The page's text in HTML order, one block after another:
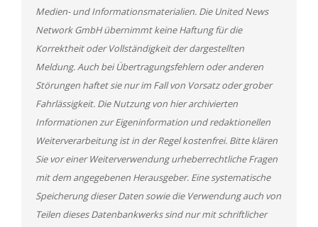
Medien- und Informationsmaterialien. Die United News
Network GmbH übernimmt keine Haftung für die
Korrektheit oder Vollständigkeit der dargestellten
Meldung. Auch bei Übertragungsfehlern oder anderen
Störungen haftet sie nur im Fall von Vorsatz oder grober
Fahrlässigkeit. Die Nutzung von hier archivierten
Informationen zur Eigeninformation und redaktionellen
Weiterverarbeitung ist in der Regel kostenfrei. Bitte klären
Sie vor einer Weiterverwendung urheberrechtliche Fragen
mit dem angegebenen Herausgeber. Eine systematische
Speicherung dieser Daten sowie die Verwendung auch von
Teilen dieses Datenbankwerks sind nur mit schriftlicher